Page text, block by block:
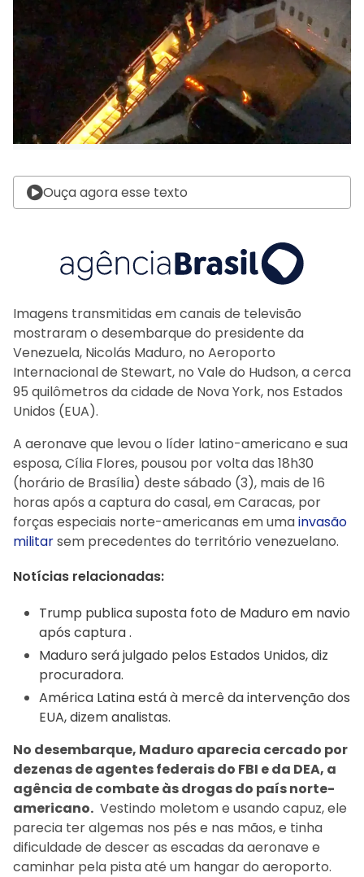
Ouça agora esse texto
Imagens transmitidas em canais de televisão
mostraram o desembarque do presidente da
Venezuela, Nicolás Maduro, no Aeroporto
Internacional de Stewart, no Vale do Hudson, a cerca
95 quilômetros da cidade de Nova York, nos Estados
Unidos (EUA).
A aeronave que levou o líder latino-americano e sua
esposa, Cília Flores, pousou por volta das 18h30
(horário de Brasília) deste sábado (3), mais de 16
horas após a captura do casal, em Caracas, por
forças especiais norte-americanas em umainvasão
militarsem precedentes do território venezuelano.
Notícias relacionadas:
Trump publica suposta foto de Maduro em navio
após captura .
Maduro será julgado pelos Estados Unidos, diz
procuradora.
América Latina está à mercê da intervenção dos
EUA, dizem analistas.
No desembarque, Maduro aparecia cercado por
dezenas de agentes federais do FBI e da DEA, a
agência de combate às drogas do país norte-
americano. Vestindo moletom e usando capuz, ele
parecia ter algemas nos pés e nas mãos, e tinha
dificuldade de descer as escadas da aeronave e
caminhar pela pista até um hangar do aeroporto.